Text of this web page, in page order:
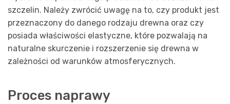
szczelin. Należy zwrócić uwagę na to, czy produkt jest
przeznaczony do danego rodzaju drewna oraz czy
posiada właściwości elastyczne, które pozwalają na
naturalne skurczenie i rozszerzenie się drewna w
zależności od warunków atmosferycznych.
Proces naprawy